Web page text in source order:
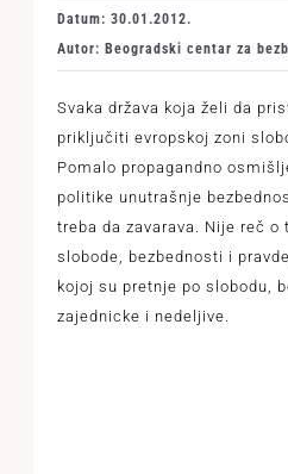
Datum: 30.01.2012.
Autor: Beogradski centar za
Svaka država koja želi da
priključiti evropskoj zoni
Pomalo propagandno
politike unutrašnje
treba da zavarava. Nije reč o
slobode, bezbednosti i
kojoj su pretnje po slobodu,
zajednicke i nedeljive.